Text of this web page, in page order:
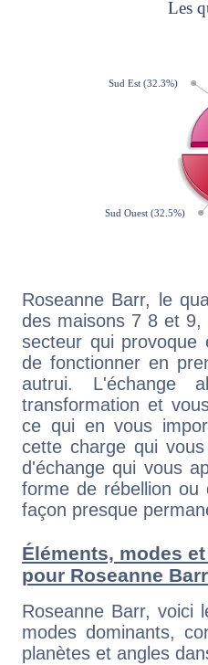
Roseanne Barr, le
des maisons 7 8 et
secteur qui provoque
de fonctionner en
autrui. L'échange
transformation et
ce qui en vous
cette charge qui
d'échange qui vous
forme de rébellion ou
façon presque
Éléments, modes
pour Roseanne Barr
Roseanne Barr, voici
modes dominants,
planètes et angles